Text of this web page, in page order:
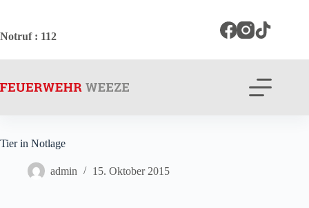
springen
Notruf: 112
Tier in Notlage
admin 15. Oktober 2015